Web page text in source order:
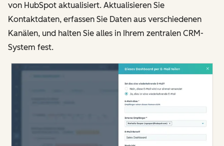
von HubSpot aktualisiert. Aktualisieren Sie
Kontaktdaten, erfassen Sie Daten aus verschiedenen
Kanälen, und halten Sie alles in Ihrem zentralen CRM-
System fest.